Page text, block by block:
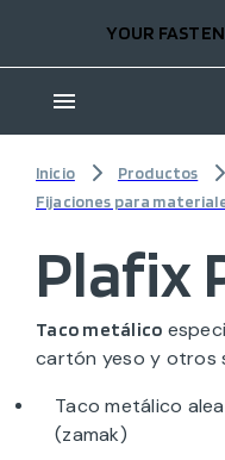
YOUR
Inicio
Productos
Fijaciones para
Plafix
Taco metálico
cartón yeso y otros
Taco metálico
(zamak)